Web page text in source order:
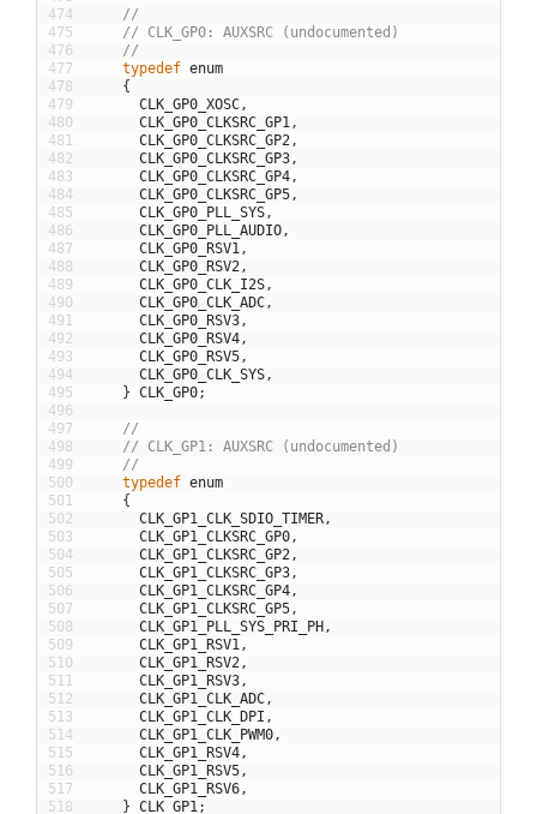
474
475
476
477
478
479
480
481
482
483
484
485
486
487
488
489
490
491
492
493
494
495
496
497
498
499
500
501
502
503
504
505
506
507
508
509
510
511
512
513
514
515
516
517
518
//
// CLK_GP0: AUXSRC (undocumented)
//
typedef enum
{
CLK_GP0_XOSC,
CLK_GP0_CLKSRC_GP1,
CLK_GP0_CLKSRC_GP2,
CLK_GP0_CLKSRC_GP3,
CLK_GP0_CLKSRC_GP4,
CLK_GP0_CLKSRC_GP5,
CLK_GP0_PLL_SYS,
CLK_GP0_PLL_AUDIO,
CLK_GP0_RSV1,
CLK_GP0_RSV2,
CLK_GP0_CLK_I2S,
CLK_GP0_CLK_ADC,
CLK_GP0_RSV3,
CLK_GP0_RSV4,
CLK_GP0_RSV5,
CLK_GP0_CLK_SYS,
} CLK_GP0;
//
// CLK_GP1: AUXSRC (undocumented)
//
typedef enum
{
CLK_GP1_CLK_SDIO_TIMER,
CLK_GP1_CLKSRC_GP0,
CLK_GP1_CLKSRC_GP2,
CLK_GP1_CLKSRC_GP3,
CLK_GP1_CLKSRC_GP4,
CLK_GP1_CLKSRC_GP5,
CLK_GP1_PLL_SYS_PRI_PH ,
CLK_GP1_RSV1,
CLK_GP1_RSV2,
CLK_GP1_RSV3,
CLK_GP1_CLK_ADC,
CLK_GP1_CLK_DPI ,
CLK_GP1_CLK_PWM0,
CLK_GP1_RSV4,
CLK_GP1_RSV5,
CLK_GP1_RSV6,
} CLK_GP1;